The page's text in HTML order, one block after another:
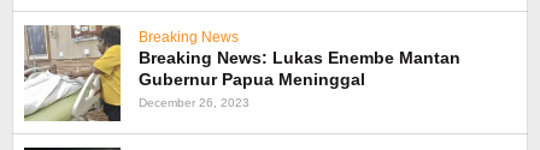
Breaking News
Breaking News: Lukas Enembe Mantan
Gubernur Papua Meninggal
December 26, 2023